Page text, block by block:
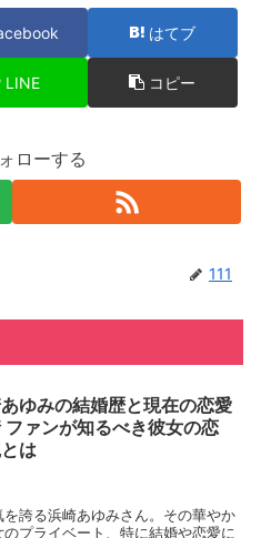
はてブ
LINE コピー
ローする
111
ゆみの結婚歴と現在の恋愛
ファンが知るべき彼女の恋
は
誇る浜崎あゆみさん。その華やか
プライベート、特に結婚や恋愛に